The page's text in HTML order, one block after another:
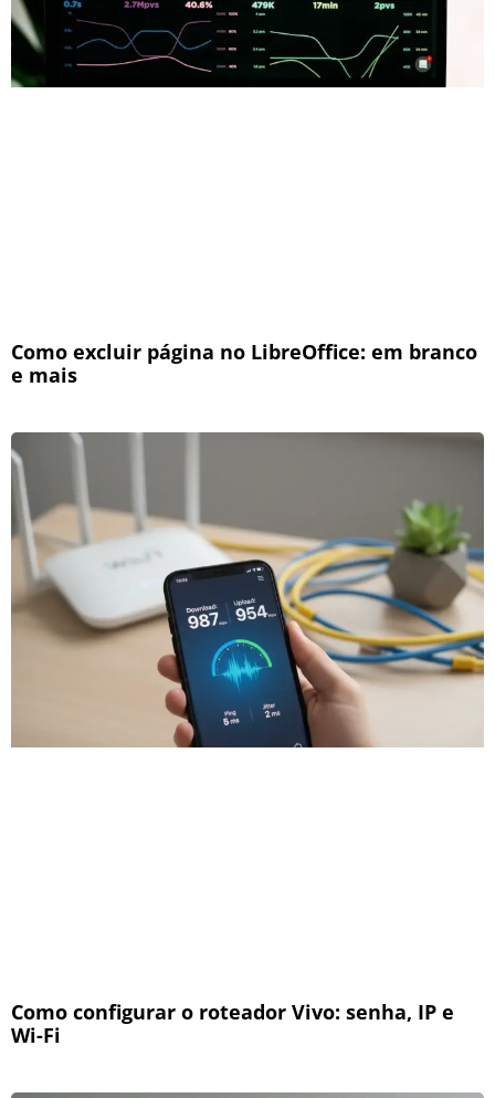
Como excluir página no LibreOffice: em branco
e mais
Como configurar o roteador Vivo: senha, IP e
Wi-Fi